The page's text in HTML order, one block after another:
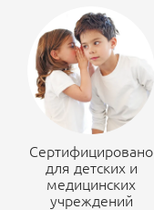
Сертифицировано
для детских и
медицинских
учреждений